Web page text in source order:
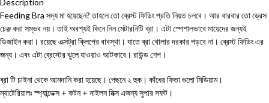
Description
Feeding Bra সদ্য মা হয়েছেন? তাহলে তো ব্রেস্ট ফিডিং প্রতি নিয়ত চলবে। আর বারবার তো ড্রেস
চেঞ্জ করা সম্ভব নয়। তাই অবশ্যই কিনে নিন মেটারনিটি ব্রা। এটা স্পেশালভাবে মায়েদের জন্যই
ডিজাইন করা। রয়েছে এক্সট্রা ক্লিপের বাবস্থা। যাতে ব্রা খোলার দরকার পড়বে না। ব্রেস্ট ফিডিং এর
জন্য। এবং এটা ব্রেস্টের ঝুলে যাওয়াও আটকাবে। রাউন্ড শেপ।
ব্রা টি চাইনা থেকে আমদানি করা হয়েছে। পেছনে ২ হুক। কাঁধের ফিতা গুলো মিডিয়াম।
ম্যাটেরিয়ালঃ স্প্যান্ডেক্স + কটন + নাইলন মিক্স এজন্য সুপার সফট।